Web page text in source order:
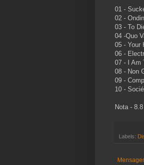
01 -
02 -
03 - To
04 -Quo
05 - Your
06 -
07 - I Am
08 - Non
09 -
10 -
Nota -
Labels: